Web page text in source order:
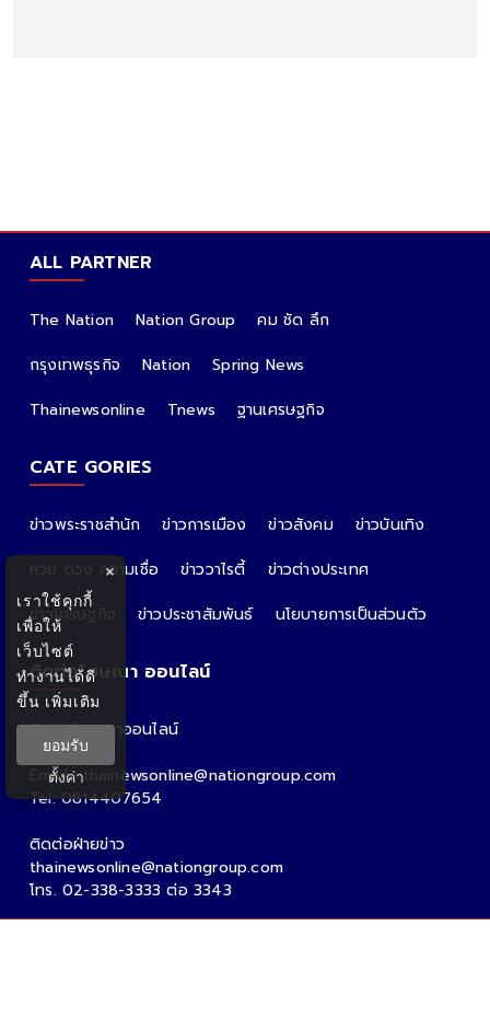
ALL PARTNER
The Nation Nation Group
คม ชัด ลึก
กรุงเทพธุรกิจ
Nation
Spring News
Thainewsonline
Tnews ฐานเศรษฐกิจ
CATE GORIES
ข่าวพระราชสำนัก ข่าวการเมือง ข่าวสังคม
ข่าวบันเทิง
หวย ดวง ความเชื่อ
ข่าววาไรตี้
ข่าวต่างประเทศ
ข่าวเศรษฐกิจ
ข่าวประชาสัมพันธ์ นโยบายการเป็นส่วนตัว
ติดต่อโฆษณา ออนไลน์
ติดต่อโฆษณาออนไลน์
คุณอ้อ
Email : thainewsonline@nationgroup.com
Tel: 0814407654
ติดต่อฝ่ายข่าว
thainewsonline@nationgroup.com
โทร. 02-338-3333 ต่อ 3343
×
เราใช้คุกกี้
เพื่อให้
เว็บไซต์
ทำงานได้ดี
ขึ้น เพิ่มเติม
ยอมรับ
ตั้งค่า